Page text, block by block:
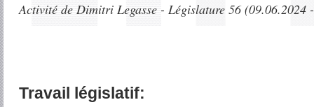
Activité de Dimitri Legasse - Législature 56 (09.06.2024
Travail législatif: